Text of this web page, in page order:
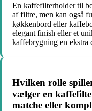
En kaffefilterholder til
af filtre, men kan også
køkkenbord eller
elegant finish eller et
kaffebrygning en ekstra
Hvilken rolle
vælger en
matche eller